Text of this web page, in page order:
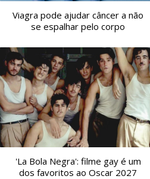
Viagra pode ajudar câncer a não
se espalhar pelo corpo
'La Bola Negra': filme gay é um
dos favoritos ao Oscar 2027